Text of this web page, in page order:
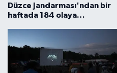
Düzce Jandarması'ndan bir
haftada 184 olaya
yakalandı